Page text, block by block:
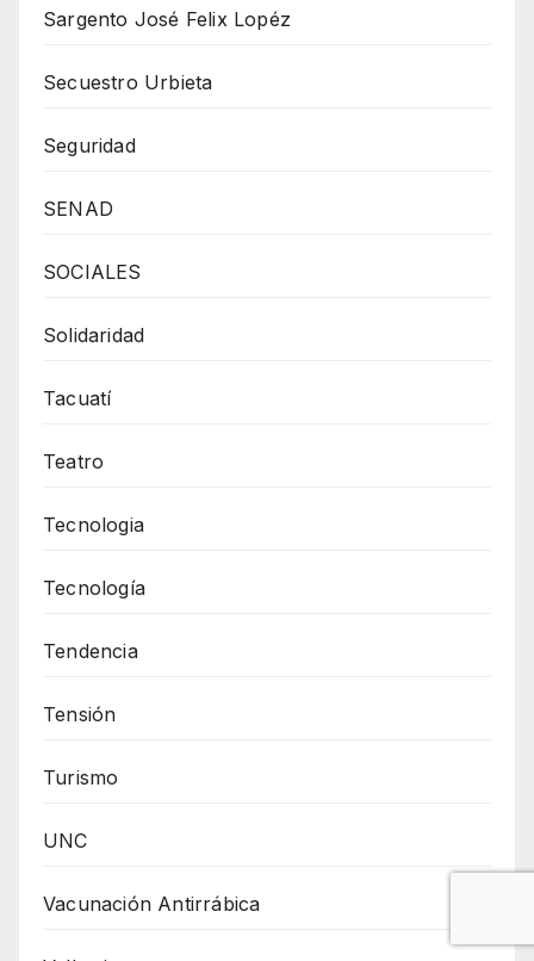
Sargento José Felix Lopéz
Secuestro Urbieta
Seguridad
SENAD
SOCIALES
Solidaridad
Tacuatí
Teatro
Tecnologia
Tecnología
Tendencia
Tensión
Turismo
UNC
Vacunación Antirrábica